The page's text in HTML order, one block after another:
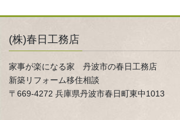
(株)春日工務店
家事が楽になる家 丹波市の春日工務店
新築リフォーム移住相談
〒669-4272 兵庫県丹波市春日町東中1013